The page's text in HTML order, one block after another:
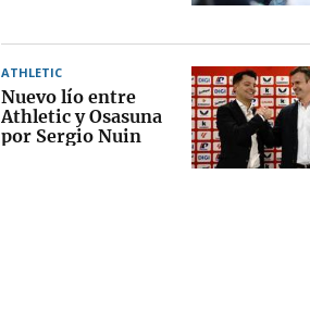
ATHLETIC
Nuevo lío entre
Athletic y Osasuna
por Sergio Nuin